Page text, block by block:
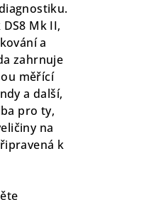
Mk II,
a
zahrnuje
měřící
a další,
pro ty,
na
k